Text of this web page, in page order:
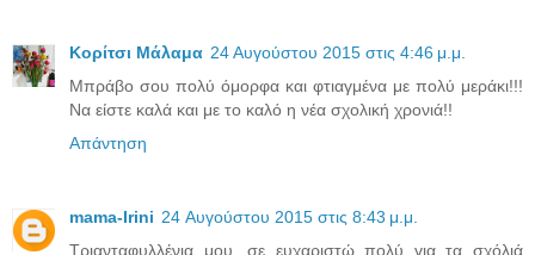
Κορίτσι Μάλαμα 24 Αυγούστου 2015 στις 4:46 μ.μ.
Μπράβο σου πολύ όμορφα και φτιαγμένα με πολύ μεράκι!!!
Να είστε καλά και με το καλό η νέα σχολική χρονιά!!
Απάντηση
mama-Irini 24 Αυγούστου 2015 στις 8:43 μ.μ.
Τριανταφυλλένια μου, σε ευχαριστώ πολύ για τα σχόλιά